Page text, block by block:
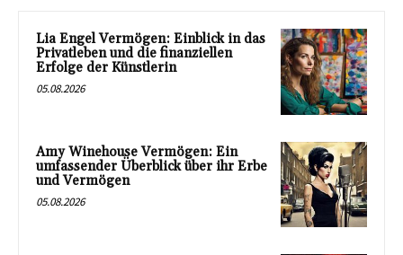
Lia Engel Vermögen: Einblick in das
Privatleben und die finanziellen
Erfolge der Künstlerin
05.08.2026
Amy Winehouse Vermögen: Ein
umfassender Überblick über ihr Erbe
und Vermögen
05.08.2026